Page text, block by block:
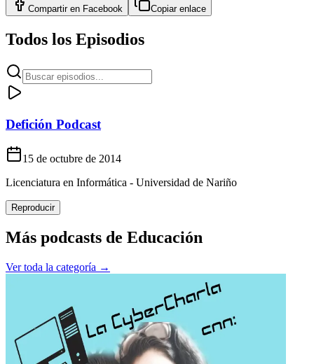
Compartir en Facebook Copiar enlace
Todos los Episodios
Defición Podcast
15 de octubre de 2014
Licenciatura en Informática - Universidad de Nariño
Reproducir
Más podcasts de Educación
Ver toda la categoría →